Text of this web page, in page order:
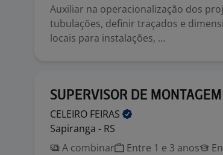
Auxiliar na operacionalização dos
tubulações, definir traçados e
locais para instalações, ...
SUPERVISOR DE MONTAGEM
CELEIRO FEIRAS
Sapiranga - RS
A combinar
Entre 1 e 3 anos